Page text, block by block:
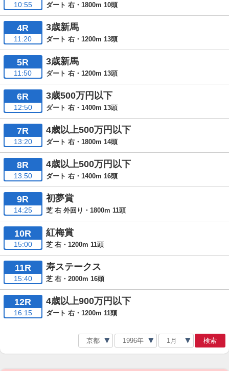
10:55 ダート 右・1800m 10頭
4R
11:20
3歳新馬
ダート 右・1200m 13頭
5R
11:50
3歳新馬
ダート 右・1200m 13頭
6R
12:50
3歳500万円以下
ダート 右・1400m 13頭
7R
13:20
4歳以上500万円以下
ダート 右・1800m 14頭
8R
13:50
4歳以上500万円以下
ダート 右・1400m 16頭
9R
14:25
初夢賞
芝 右 外回り・1800m 11頭
10R
15:00
紅梅賞
芝 右・1200m 11頭
11R
15:40
寿ステークス
芝 右・2000m 16頭
12R
16:15
4歳以上900万円以下
ダート 右・1200m 11頭
検索